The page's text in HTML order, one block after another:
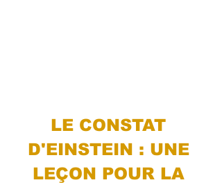
LE CONSTAT
D'EINSTEIN : UNE
LEÇON POUR LA